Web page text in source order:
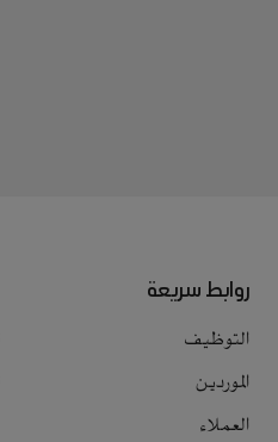
روابط سريعة
التوظيف
الموردين
العملاء